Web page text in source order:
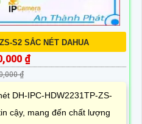
S2 SẮC NÉT DAHUA
₫
₫
DH-IPC-HDW2231TP-ZS-
cậy, mang đến chất lượng